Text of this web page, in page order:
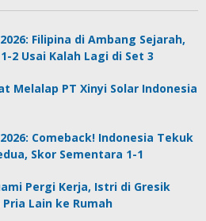
2026: Filipina di Ambang Sejarah,
2 Usai Kalah Lagi di Set 3
Melalap PT Xinyi Solar Indonesia
2026: Comeback! Indonesia Tekuk
Skor Sementara 1-1
Pergi Kerja, Istri di Gresik
Lain ke Rumah